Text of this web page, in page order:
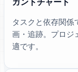
ガントチャート
タスクと依存関係
画・追跡。プロジ
適です。